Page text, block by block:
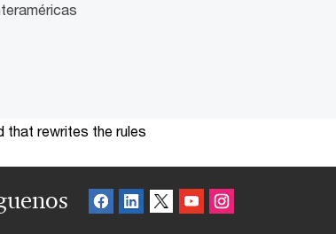
that rewrites the rules